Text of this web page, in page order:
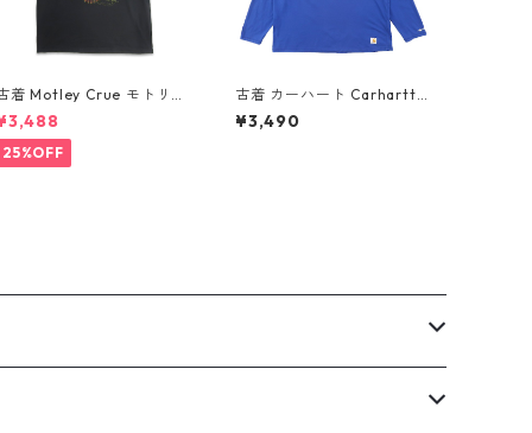
着 Motley Crue モトリ
・クルー バンドTシャツ
プリントTシャツ ブラック
表記：XL gd410368n w6
25%OFF
古着 カーハート Carhartt
プルオーバー ロングスリー
ブTシャツ ロンT ハーフジッ
¥3,490